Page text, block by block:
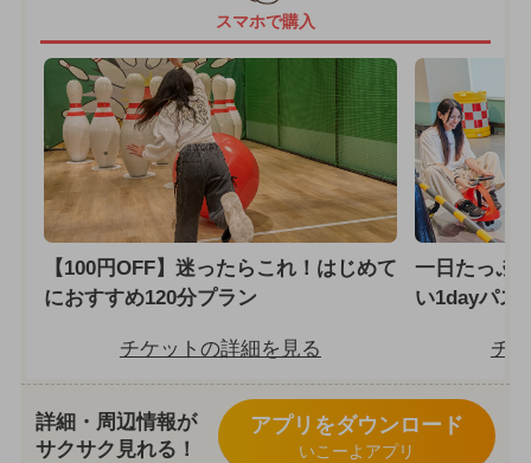
スマホで購入
【100円OFF】迷ったらこれ！はじめて
におすすめ120分プラン
チケットの詳細を見る
一日たっぷ
い1dayパス
チ
詳細・周辺情報が
サクサク見れる！
アプリをダウンロード
いこーよアプリ